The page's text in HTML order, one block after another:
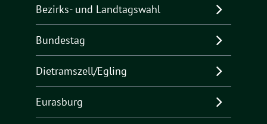
Bezirks- und Landtagswahl
Bundestag
Dietramszell/Egling
Eurasburg